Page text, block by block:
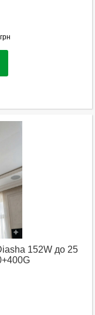
грн
152W до 25